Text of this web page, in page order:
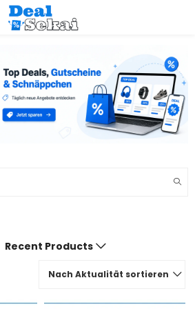
Recent Products
Nach Aktualität sortieren